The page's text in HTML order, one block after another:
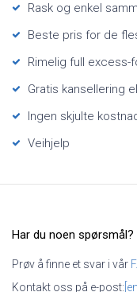
Rask og enkel
Beste pris for de
Rimelig full excess-
Gratis kansellering
Ingen skjulte
Veihjelp
Har du noen spørsmål?
Prøv å finne et svar i vår
Kontakt oss på e-post: